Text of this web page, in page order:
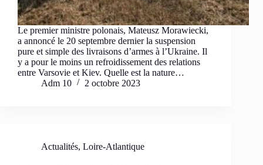
Le premier ministre polonais, Mateusz Morawiecki,
a annoncé le 20 septembre dernier la suspension
pure et simple des livraisons d’armes à l’Ukraine. Il
y a pour le moins un refroidissement des relations
entre Varsovie et Kiev. Quelle est la nature…
Adm 10
2 octobre 2023
Actualités, Loire-Atlantique